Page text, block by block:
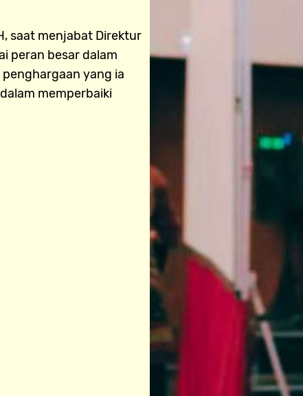
saat menjabat Direktur
peran besar dalam
yang ia
memperbaiki